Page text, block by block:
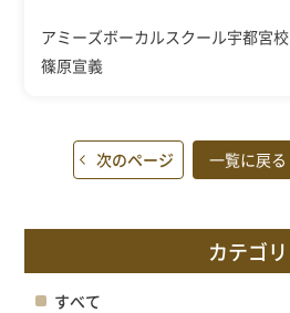
アミーズボーカルスクール宇都宮校
篠原宣義
次のページ 一覧に戻る
カテゴリ
すべて